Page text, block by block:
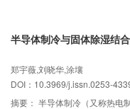
半导体制冷与固体除湿结
郑宇薇,刘晓华,涂壤
DOI：10.3969/j.issn.0253-
摘要： 半导体制冷（又称热电